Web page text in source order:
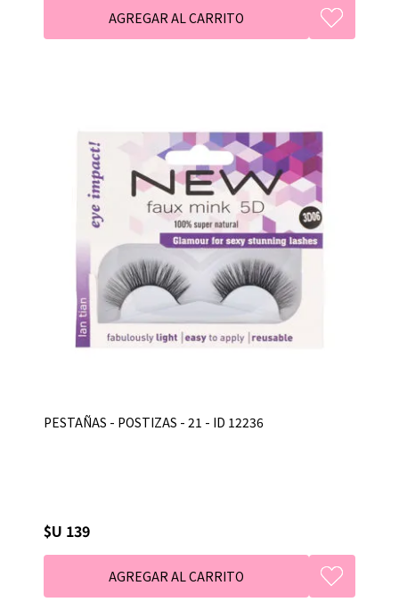
PESTAÑAS - POSTIZAS - 21 - ID 12236
$U 139